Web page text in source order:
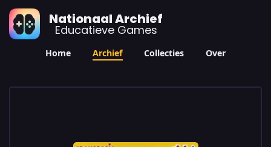
Nationaal Archief
Educatieve Games
Home Archief Collecties Over